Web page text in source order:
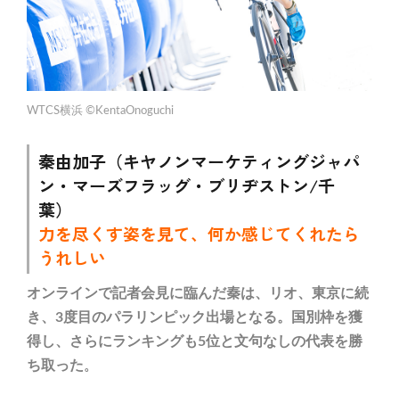
WTCS横浜 ©KentaOnoguchi
秦由加子（キヤノンマーケティングジャパ
ン・マーズフラッグ・ブリヂストン/千
葉）
力を尽くす姿を見て、何か感じてくれたら
うれしい
オンラインで記者会見に臨んだ秦は、リオ、東京に続
き、3度目のパラリンピック出場となる。国別枠を獲
得し、さらにランキングも5位と文句なしの代表を勝
ち取った。